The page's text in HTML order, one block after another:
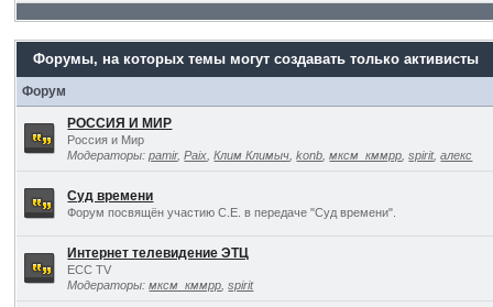
Форумы, на которых темы могут создавать только активисты
Форум
РОССИЯ И МИР
Россия и Мир
Модераторы:pamir,Paix ,Клим Климыч ,konb ,мксм_кммрр ,spirit,алекс
Суд времени
Форум посвящён участию С.Е. в передаче "Суд времени".
Интернет телевидение ЭТЦ
ECC TV
Модераторы:мксм_кммрр ,spirit